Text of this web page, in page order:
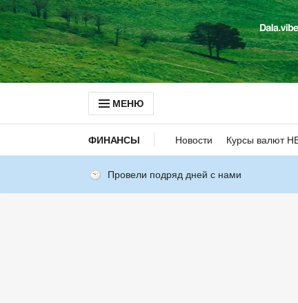
МЕНЮ
ФИНАНСЫ Новости Курсы валют
Провели подряд дней с нами